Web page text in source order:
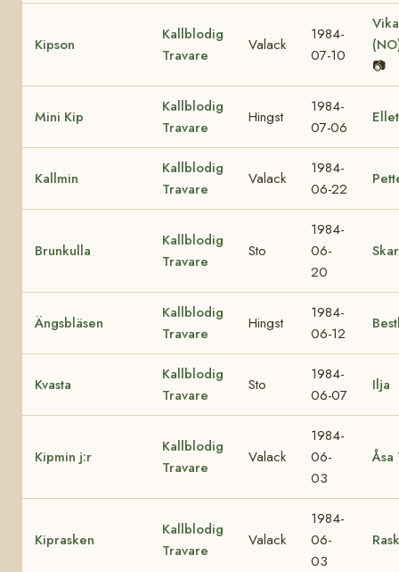
Kipson
Kallblodig
Travare
Valack
1984-
07-10
📷
Mini Kip
Kallblodig
Travare
Hingst
1984-
07-06
Ellet
Kallmin
Kallblodig
Travare
Valack
1984-
06-22
Brunkulla
Kallblodig
Travare
Sto
1984-
06-
20
Ängsbläsen
Kallblodig
Travare
Hingst
1984-
06-12
Kvasta
Kallblodig
Travare
Sto
1984-
06-07
Ilja
Kipmin j:r
Kallblodig
Travare
Valack
1984-
06-
03
Åsa
Kiprasken
Kallblodig
Travare
Valack
1984-
06-
03